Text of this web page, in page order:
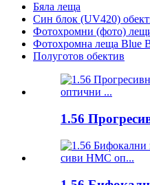
Бяла леща
Син блок (UV420)
Фотохромни (фото)
Фотохромна леща Blue
Полуготов обектив
1.56